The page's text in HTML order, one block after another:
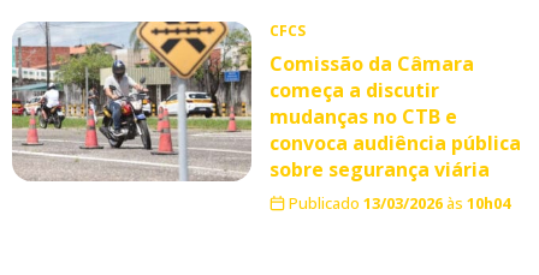
CFCS
Comissão da Câmara
começa a discutir
mudanças no CTB e
convoca audiência pública
sobre segurança viária
Publicado 13/03/2026às 10h04